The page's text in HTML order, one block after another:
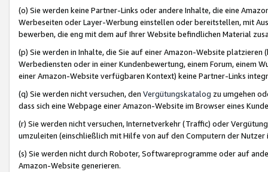
(o) Sie werden keine Partner-Links oder andere Inhalte, die eine
Werbeseiten oder Layer-Werbung einstellen oder bereitstellen, mit
bewerben, die eng mit dem auf Ihrer Website befindlichen Material
(p) Sie werden in Inhalte, die Sie auf einer Amazon-Website
Werbediensten oder in einer Kundenbewertung, einem Forum, einem
einer Amazon-Website verfügbaren Kontext) keine Partner-Links
(q) Sie werden nicht versuchen, den Vergütungskatalog zu umgehen
dass sich eine Webpage einer Amazon-Website im Browser eines
(r) Sie werden nicht versuchen, Internetverkehr (Traffic) oder
umzuleiten (einschließlich mit Hilfe von auf den Computern der
(s) Sie werden nicht durch Roboter, Softwareprogramme oder auf
Amazon-Website generieren.